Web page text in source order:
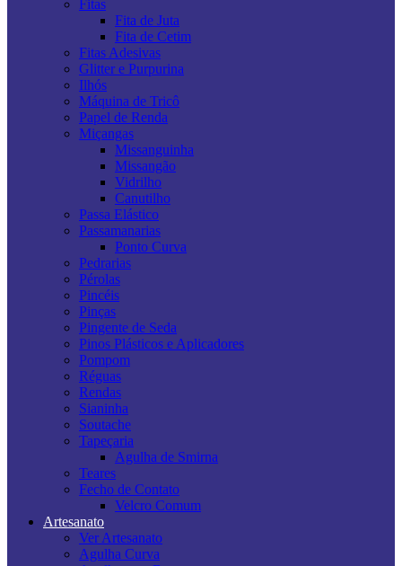
Fitas
Fita de Juta
Fita de Cetim
Fitas Adesivas
Glitter e Purpurina
Ilhós
Máquina de Tricô
Papel de Renda
Miçangas
Missanguinha
Missangão
Vidrilho
Canutilho
Passa Elástico
Passamanarias
Ponto Curva
Pedrarias
Pérolas
Pincéis
Pinças
Pingente de Seda
Pinos Plásticos e Aplicadores
Pompom
Réguas
Rendas
Sianinha
Soutache
Tapeçaria
Agulha de Smirna
Teares
Fecho de Contato
Velcro Comum
Artesanato
Ver Artesanato
Agulha Curva